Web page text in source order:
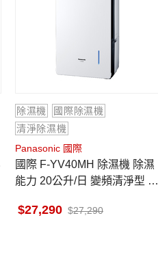
除濕機
國際除濕機
清淨除濕機
Panasonic 國際
國際 F-YV40MH 除濕機 除濕
能力 20公升/日 變頻清淨型 na
27,290 27,290